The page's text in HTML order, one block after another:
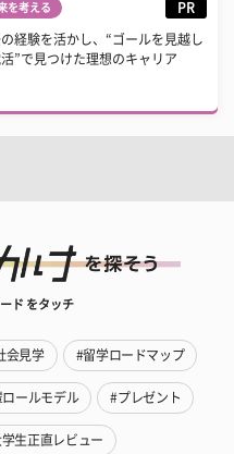
を考える PR
経験を活かし、“ゴールを見越し
”で見つけた理想のキャリア
ド をタッチ
会見学 #留学ロードマップ
ロールモデル #プレゼント
生正直レビュー